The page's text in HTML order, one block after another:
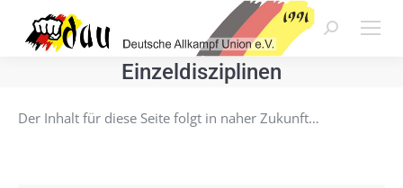
Search:
Einzeldisziplinen
Der Inhalt für diese Seite folgt in naher Zukunft…